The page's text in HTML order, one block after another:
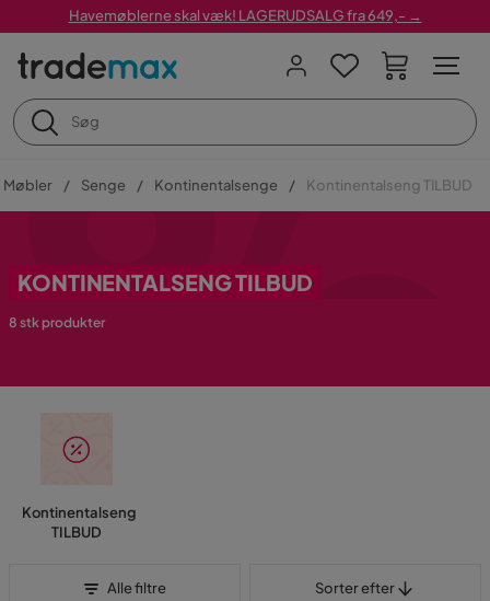
Havemøblerne skal væk! LAGERUDSALG fra 649,- →
Møbler Senge Kontinentalsenge Kontinentalseng TILBUD
KONTINENTALSENG TILBUD
8 stk produkter
Kontinentalseng
TILBUD
Alle filtre Sorter efter